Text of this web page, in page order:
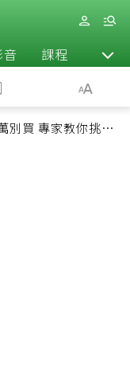
音 課程 退休
別買 專家教你挑出